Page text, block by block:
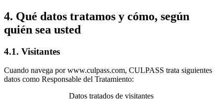
4. Qué datos tratamos y cómo, según
quién sea usted
4.1. Visitantes
Cuando navega por www.culpass.com, CULPASS trata siguientes
datos como Responsable del Tratamiento:
Datos tratados de visitantes